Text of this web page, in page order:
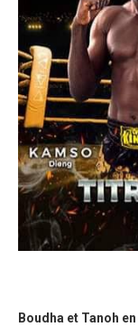
Boudha et Tanoh